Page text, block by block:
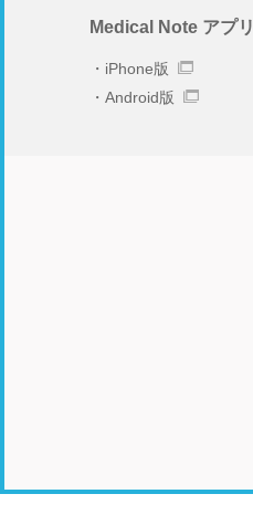
Medical Note アプリ
iPhone版
Android版